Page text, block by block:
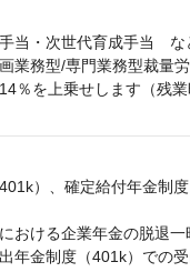
当・次世代育成手当　な
業務型/専門業務型裁量
％を上乗せします（残
）、確定給付年金制
おける企業年金の脱退
年金制度（401k）での